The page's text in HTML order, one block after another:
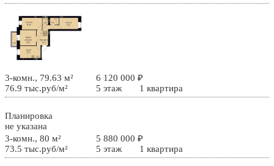
3-комн., 79.63 м²
6 120 000 ₽
76.9 тыс.руб/м²
5 этаж 1 квартира
Планировка
не указана
3-комн., 80 м²
5 880 000 ₽
73.5 тыс.руб/м²
5 этаж 1 квартира